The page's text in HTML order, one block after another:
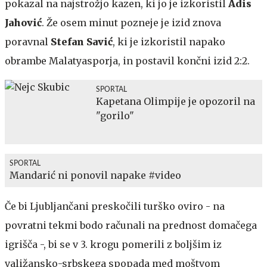
pokazal na najstrožjo kazen, ki jo je izkoristil Adis
Jahović. Že osem minut pozneje je izid znova
poravnal Stefan Savić, ki je izkoristil napako
obrambe Malatyasporja, in postavil končni izid 2:2.
SPORTAL
Kapetana Olimpije je opozoril na
"gorilo"
SPORTAL
Mandarić ni ponovil napake #video
Če bi Ljubljančani preskočili turško oviro - na
povratni tekmi bodo računali na prednost domačega
igrišča -, bi se v 3. krogu pomerili z boljšim iz
valižansko-srbskega spopada med moštvom